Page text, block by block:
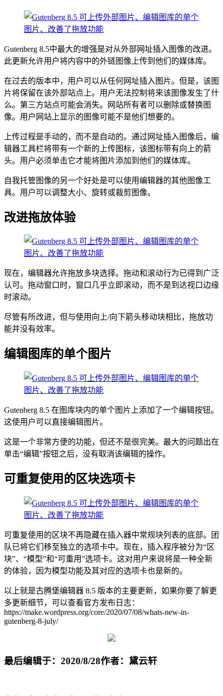
Gutenberg 8.5中最大的增强是对从外部网址插入图像的改进。
此更新允许用户将内容中的外链图像上传到他们的媒体库。
在过去的版本中，用户可以从任何网址插入图片。但是，该图
片将保留在该外部站点上。用户无法控制将来该图像发生了什
么。第三方站点可能会消失。网站所有者可以删除或替换图
像。用户网站上显示的图像可能不是他们想要的。
上传过程是手动的，而不是自动的。通过网址插入图像后，编
辑器工具栏将带有一个新的上传图标，该图标带有向上的箭
头。用户必须单击它才能将图片添加到他们的媒体库。
自我托管图像的另一个好处是可以使用编辑器的其他图像工
具。用户可以调整大小、旋转或裁剪图像。
改进拖放体验
现在，编辑器允许拖放多块选择。拖动和滚动行为已得到广泛
认可。拖动窗口时，窗口几乎立即滚动，而不是到达视口边缘
时滚动。
尽管有所改进，但与使用向上/向下箭头移动块相比，拖放功
能并没有效率。
编辑图库的单个图片
Gutenberg 8.5 在图库块内的单个图片上添加了一个编辑按钮。
这使用户可以直接编辑图片。
这是一个非常方便的功能，但还不是很完美。最大的问题出在
单击“编辑”按钮之后，没有取消该编辑的操作。
可重复使用的区块选项卡
可重复使用的区块不再隐藏在插入器中常规块列表的底部。团
队已将它们移至独立的选项卡中。现在，插入程序被分为“区
块”、“模型”和“可重用”选项卡。这对用户来说将是一种全新
的体验，因为模型功能及其对应的选项卡也是新的。
以上就是古腾堡编辑器 8.5 版本的主要更新，如果你要了解更
多更新细节，可以查看官方发布日志：
https://make.wordpress.org/core/2020/07/08/whats-new-in-
gutenberg-8-july/
最后编辑于：2020/8/28作者：黛云轩